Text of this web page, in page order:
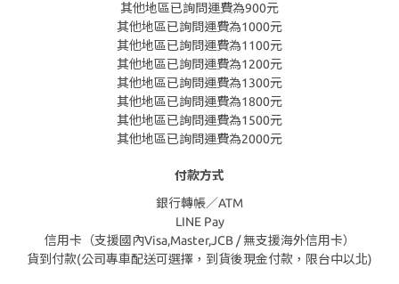
其他地區已詢問運費為900元
其他地區已詢問運費為1000元
其他地區已詢問運費為1100元
其他地區已詢問運費為1200元
其他地區已詢問運費為1300元
其他地區已詢問運費為1800元
其他地區已詢問運費為1500元
其他地區已詢問運費為2000元
付款方式
銀行轉帳／ATM
LINE Pay
信用卡（支援國內Visa,Master,JCB / 無支援海外信用卡）
貨到付款(公司專車配送可選擇，到貨後現金付款，限台中以北)